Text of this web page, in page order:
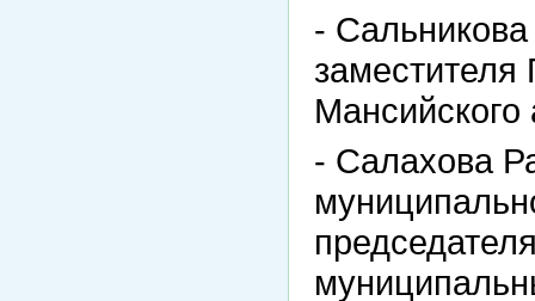
-
- Салахова